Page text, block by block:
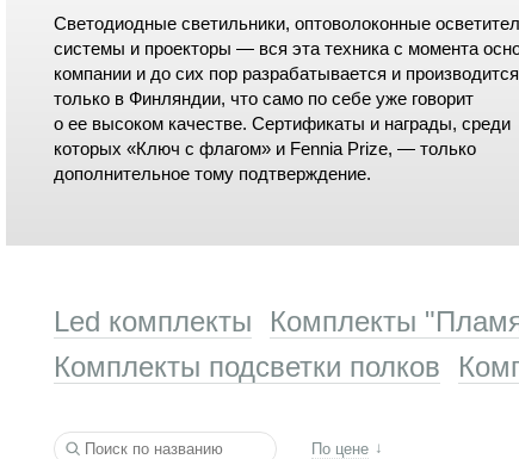
Светодиодные светильники, оптоволоконные
системы и проекторы — вся эта техника с момента
компании и до сих пор разрабатывается и производится
только в Финляндии, что само по себе уже говорит
о ее высоком качестве. Сертификаты и награды, среди
которых «Ключ с флагом» и Fennia Prize, — только
дополнительное тому подтверждение.
Led комплекты Комплекты
Комплекты подсветки полков
По цене